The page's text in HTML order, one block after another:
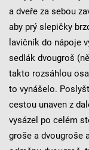
a dveře za sebou
aby prý slepičky
lavičník do nápoje
sedlák dvougroš
takto rozsáhlou
to vynášelo.
cestou unaven z
vysázel po celém
groše a dvougroše